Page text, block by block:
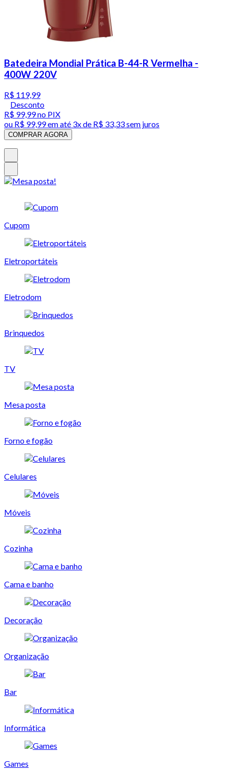
Batedeira Mondial Prática B-44-R Vermelha -
400W 220V
R$ 119,99
Desconto
R$ 99,99no PIX
ou R$ 99,99em até 3x de R$ 33,33 sem juros
COMPRAR AGORA
Cupom
Eletroportáteis
Eletrodom
Brinquedos
TV
Mesa posta
Forno e fogão
Celulares
Móveis
Cozinha
Cama e banho
Decoração
Organização
Bar
Informática
Games